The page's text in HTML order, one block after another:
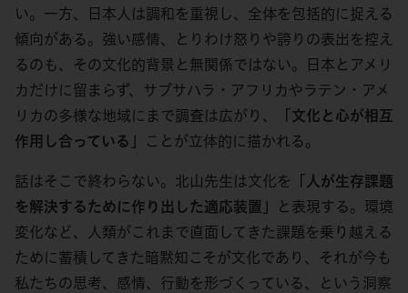
い。一方、日本人は調和を重視し、全体を包括的に捉える
傾向がある。強い感情、とりわけ怒りや誇りの表出を控え
るのも、その文化的背景と無関係ではない。日本とアメリ
カだけに留まらず、サブサハラ・アフリカやラテン・アメ
リカの多様な地域にまで調査は広がり、
「文化と心が相互
作用し合っている」
ことが立体的に描かれる。
話はそこで終わらない。北山先生は文化を
「人が生存課題
を解決するために作り出した適応装置」
と表現する。環境
変化など、人類がこれまで直面してきた課題を乗り越える
ために蓄積してきた暗黙知こそが文化であり、それが今も
私たちの思考、感情、行動を形づくっている、という洞察